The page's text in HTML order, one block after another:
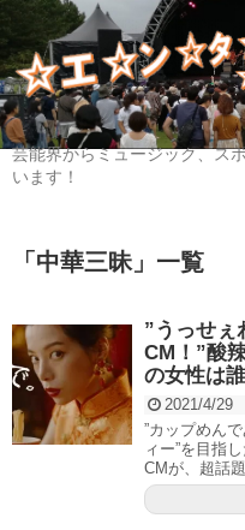
芸能界からミュージック、ス
います！
「 中華三昧」 一覧
”うっせぇ
CM！”酸
の女性は
2021/4/29
”カップめん
ィー”を目指
CMが、超話